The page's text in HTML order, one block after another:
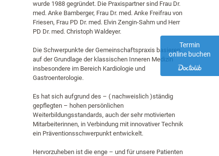
wurde 1988 gegründet. Die Praxispartner sind Frau Dr.
med. Anke Bamberger, Frau Dr. med. Anke Freifrau von
Friesen, Frau PD Dr. med. Elvin Zengin-Sahm und Herr
PD Dr. med. Christoph Waldeyer.
Die Schwerpunkte der Gemeinschaftspraxis basieren
auf der Grundlage der klassischen Inneren Medizin
insbesondere im Bereich Kardiologie und
Gastroenterologie.
Es hat sich aufgrund des – ( nachweislich )ständig
gepflegten – hohen persönlichen
Weiterbildungsstandards, auch der sehr motivierten
Mitarbeiterinnen, in Verbindung mit innovativer Technik
ein Präventionsschwerpunkt entwickelt.
Hervorzuheben ist die enge – und für unsere Patienten
Termin
online buchen